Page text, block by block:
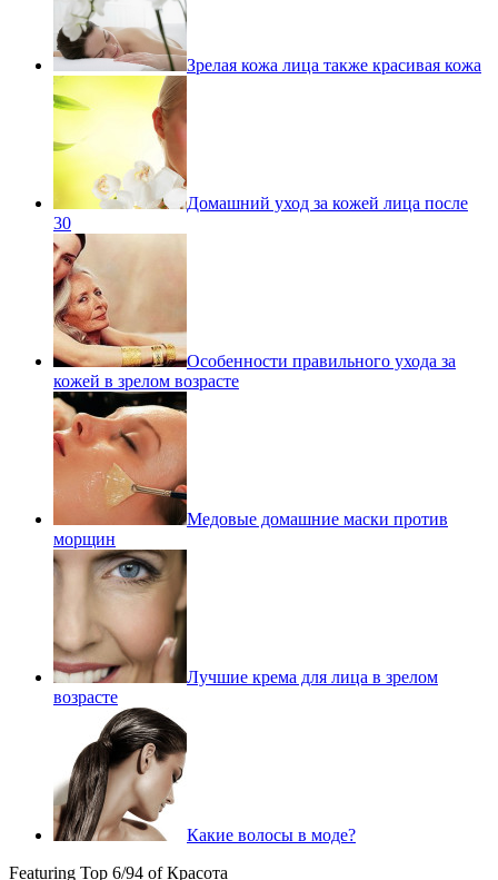
Зрелая кожа лица также красивая кожа
Домашний уход за кожей лица после
30
Особенности правильного ухода за
кожей в зрелом возрасте
Медовые домашние маски против
морщин
Лучшие крема для лица в зрелом
возрасте
Какие волосы в моде?
Featuring Top 6/94 of Красота